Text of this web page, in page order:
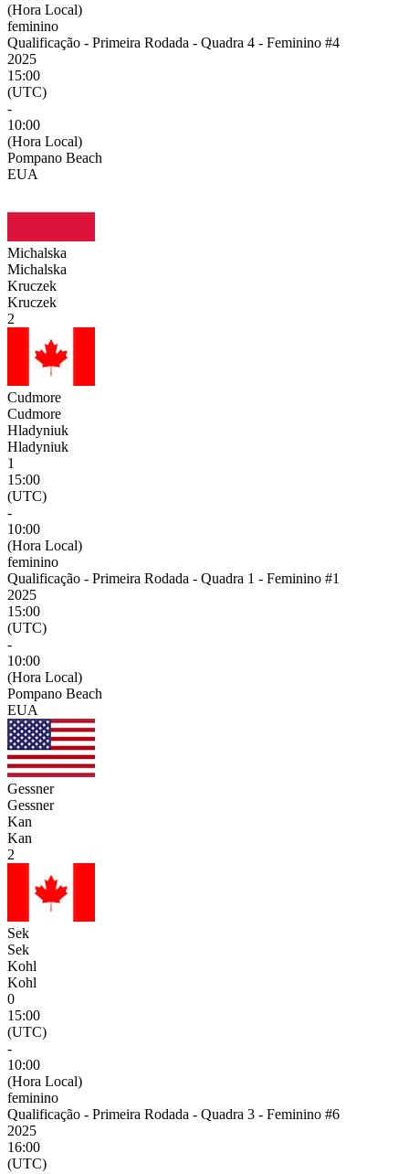
(Hora Local)
feminino
Qualificação - Primeira Rodada - Quadra 4 - Feminino #4
2025
15:00
(UTC)
-
10:00
(Hora Local)
Pompano Beach
EUA
Michalska
Michalska
Kruczek
Kruczek
2
Cudmore
Cudmore
Hladyniuk
Hladyniuk
1
15:00
(UTC)
-
10:00
(Hora Local)
feminino
Qualificação - Primeira Rodada - Quadra 1 - Feminino #1
2025
15:00
(UTC)
-
10:00
(Hora Local)
Pompano Beach
EUA
Gessner
Gessner
Kan
Kan
2
Sek
Sek
Kohl
Kohl
0
15:00
(UTC)
-
10:00
(Hora Local)
feminino
Qualificação - Primeira Rodada - Quadra 3 - Feminino #6
2025
16:00
(UTC)